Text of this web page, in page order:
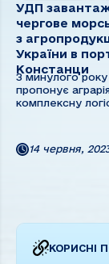
УДП
чергове
з
України в
Констанци
З минулого
пропонує
комплексну
комплексі
Кілії, річковий
14 червня,
КОРИСНІ